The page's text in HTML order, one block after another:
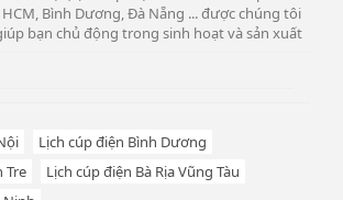
Bình Dương, Đà Nẵng ... được chúng tôi
bạn chủ động trong sinh hoạt và sản xuất
Lịch cúp điện Bình Dương
Tre
Lịch cúp điện Bà Rịa Vũng Tàu